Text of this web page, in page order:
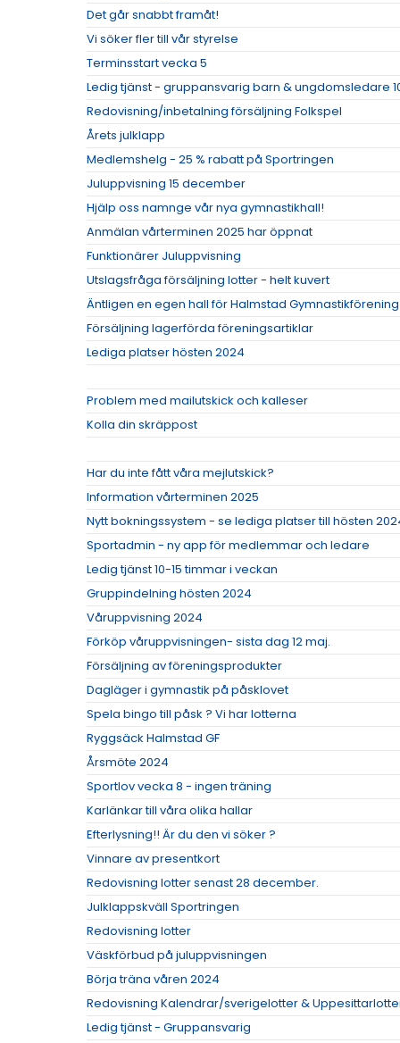
Det går snabbt framåt!
Vi söker fler till vår styrelse
Terminsstart vecka 5
Ledig tjänst - gruppansvarig barn & ungdomsledare
Redovisning/inbetalning försäljning Folkspel
Årets julklapp
Medlemshelg - 25 % rabatt på Sportringen
Juluppvisning 15 december
Hjälp oss namnge vår nya gymnastikhall!
Anmälan vårterminen 2025 har öppnat
Funktionärer Juluppvisning
Utslagsfråga försäljning lotter - helt kuvert
Äntligen en egen hall för Halmstad
Försäljning lagerförda föreningsartiklar
Lediga platser hösten 2024
Problem med mailutskick och kalleser
Kolla din skräppost
Har du inte fått våra mejlutskick?
Information vårterminen 2025
Nytt bokningssystem - se lediga platser till hösten
Sportadmin - ny app för medlemmar och ledare
Ledig tjänst 10-15 timmar i veckan
Gruppindelning hösten 2024
Våruppvisning 2024
Förköp våruppvisningen- sista dag 12 maj.
Försäljning av föreningsprodukter
Dagläger i gymnastik på påsklovet
Spela bingo till påsk ? Vi har lotterna
Ryggsäck Halmstad GF
Årsmöte 2024
Sportlov vecka 8 - ingen träning
Karlänkar till våra olika hallar
Efterlysning!! Är du den vi söker ?
Vinnare av presentkort
Redovisning lotter senast 28 december.
Julklappskväll Sportringen
Redovisning lotter
Väskförbud på juluppvisningen
Börja träna våren 2024
Redovisning Kalendrar/sverigelotter &
Ledig tjänst - Gruppansvarig